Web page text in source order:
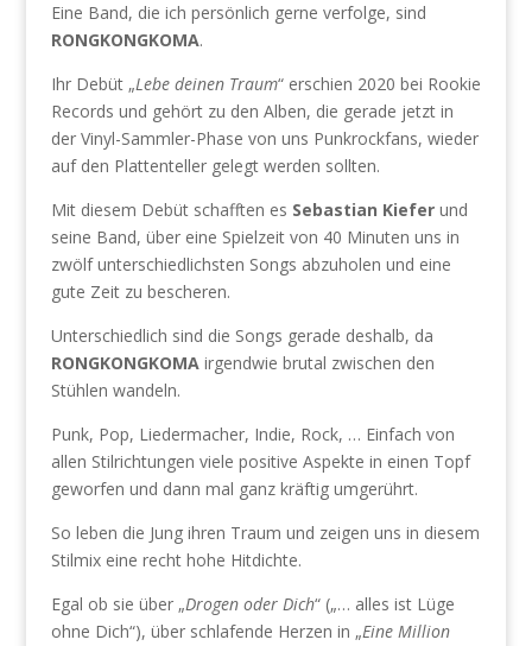
Eine Band, die ich persönlich gerne verfolge, sind
RONGKONGKOMA.
Ihr Debüt „Lebe deinen Traum“ erschien 2020 bei Rookie
Records und gehört zu den Alben, die gerade jetzt in
der Vinyl-Sammler-Phase von uns Punkrockfans, wieder
auf den Plattenteller gelegt werden sollten.
Mit diesem Debüt schafften es Sebastian Kieferund
seine Band, über eine Spielzeit von 40 Minuten uns in
zwölf unterschiedlichsten Songs abzuholen und eine
gute Zeit zu bescheren.
Unterschiedlich sind die Songs gerade deshalb, da
RONGKONGKOMAirgendwie brutal zwischen den
Stühlen wandeln.
Punk, Pop, Liedermacher, Indie, Rock, … Einfach von
allen Stilrichtungen viele positive Aspekte in einen Topf
geworfen und dann mal ganz kräftig umgerührt.
So leben die Jung ihren Traum und zeigen uns in diesem
Stilmix eine recht hohe Hitdichte.
Egal ob sie über „Drogen oder Dich“ („… alles ist Lüge
ohne Dich“), über schlafende Herzen in „Eine Million